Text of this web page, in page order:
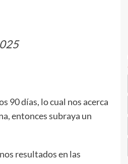
90 días, lo cual nos acerca
entonces subraya un
resultados en las